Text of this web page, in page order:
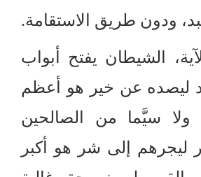
ودون طريق الاستقامة.
الشيطان يفتح أبواب
ليصده عن خير هو أعظم
ولا سيَّما من الصالحين
إلى شر هو أكبر